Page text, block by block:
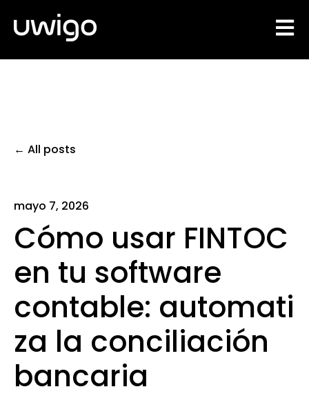
All posts
mayo 7, 2026
Cómo usar FINTOC
en tu software
contable: automati
za la conciliación
bancaria